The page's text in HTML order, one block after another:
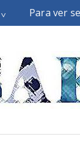
Para ver